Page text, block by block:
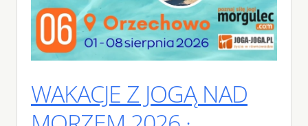
WAKACJE Z JOGĄ NAD